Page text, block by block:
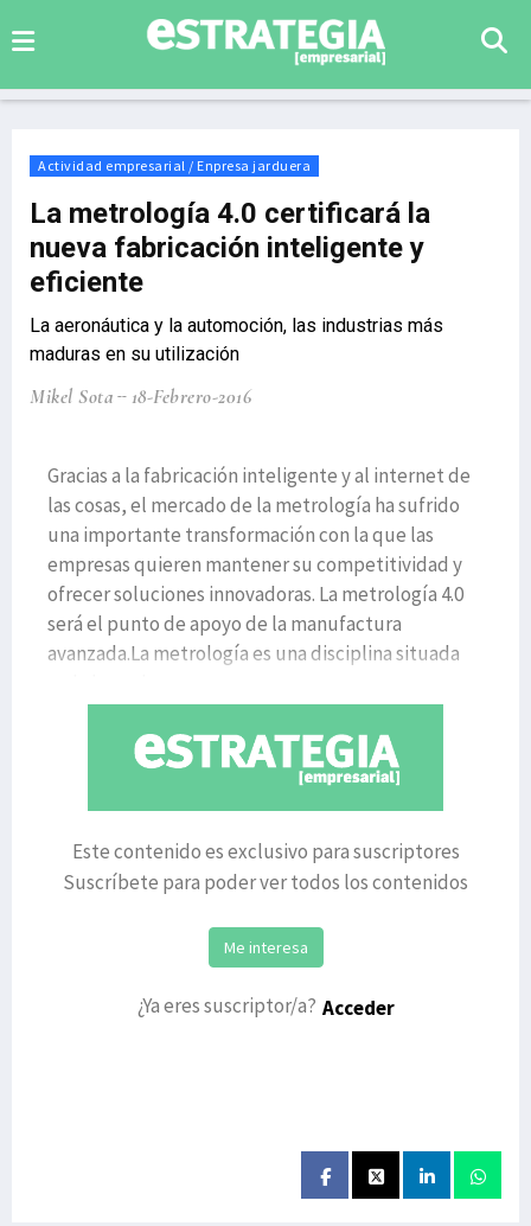
Actividad empresarial / Enpresa jarduera
La metrología 4.0 certificará la
nueva fabricación inteligente y
eficiente
La aeronáutica y la automoción, las industrias más
maduras en su utilización
Mikel Sota 18-Febrero-2016
Gracias a la fabricación inteligente y al internet de
las cosas, el mercado de la metrología ha sufrido
una importante transformación con la que las
empresas quieren mantener su competitividad y
ofrecer soluciones innovadoras. La metrología 4.0
será el punto de apoyo de la manufactura
avanzada.La metrología es una disciplina situada
Este contenido es exclusivo para suscriptores
Suscríbete para poder ver todos los contenidos
Me interesa
¿Ya eres suscriptor/a? Acceder